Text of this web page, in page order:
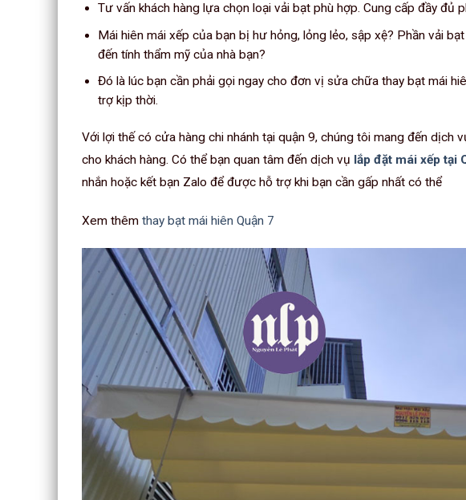
Tư vấn khách hàng lựa chọn loại vải bạt phù hợp. Cung cấp đầy đủ
Mái hiên mái xếp của bạn bị hư hỏng, lỏng lẻo, sập xệ? Phần vải
đến tính thẩm mỹ của nhà bạn?
Đó là lúc bạn cần phải gọi ngay cho đơn vị sửa chữa thay bạt mái
trợ kịp thời.
Với lợi thế có cửa hàng chi nhánh tại quận 9, chúng tôi mang đến dịch
cho khách hàng. Có thể bạn quan tâm đến dịch vụ lắp đặt mái xếp tại
nhắn hoặc kết bạn Zalo để được hỗ trợ khi bạn cần gấp nhất có thể
Xem thêm thay bạt mái hiên Quận 7